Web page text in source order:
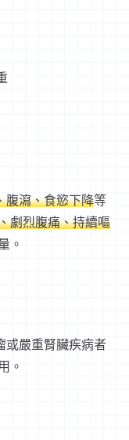
腹瀉、食慾下降等
劇烈腹痛、持續嘔
。
或嚴重腎臟疾病者
。